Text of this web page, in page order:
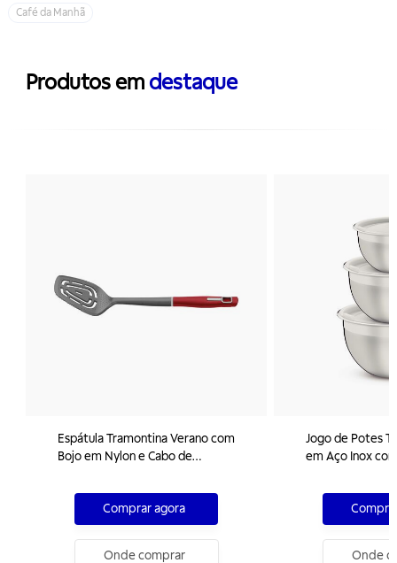
Café da Manhã
Produtos em destaque
Espátula Tramontina Verano com
Bojo em Nylon e Cabo de
Vermelho
Comprar agora
Onde comprar
Jogo de Potes
em Aço Inox
Onde